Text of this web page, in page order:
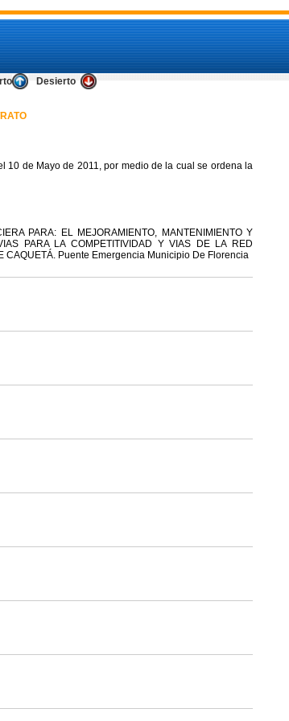
Desierto
10 de Mayo de 2011, por medio de la cual se ordena la
PARA: EL MEJORAMIENTO, MANTENIMIENTO Y
PARA LA COMPETITIVIDAD Y VIAS DE LA RED
CAQUETÁ. Puente Emergencia Municipio De Florencia